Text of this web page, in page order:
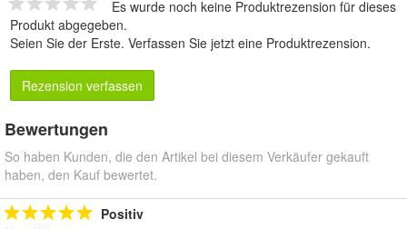
Es wurde noch keine Produktrezension für dieses
Produkt abgegeben.
Seien Sie der Erste. Verfassen Sie jetzt eine Produktrezension.
Rezension verfassen
Bewertungen
So haben Kunden, die den Artikel bei diesem Verkäufer gekauft
haben, den Kauf bewertet.
Positiv